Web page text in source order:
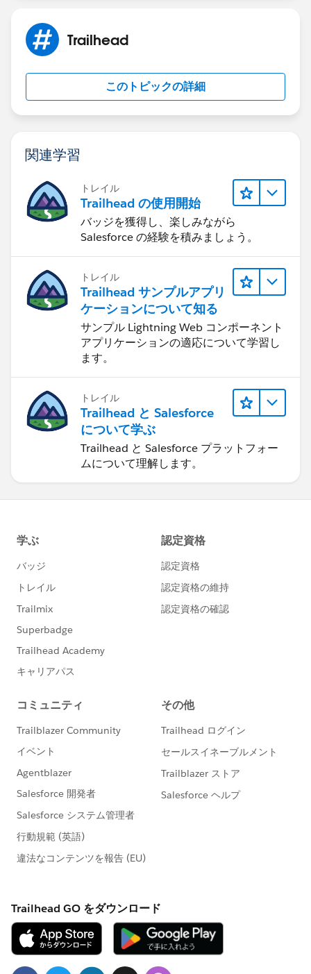
Trailhead
このトピックの詳細
関連学習
トレイル
Trailhead の使用開始
バッジを獲得し、楽しみながら
Salesforce の経験を積みましょう。
トレイル
Trailhead サンプルアプリ
ケーションについて知る
サンプル Lightning Web コンポーネント
アプリケーションの適応について学習し
ます。
トレイル
Trailhead と Salesforce
について学ぶ
Trailhead と Salesforce プラットフォー
ムについて理解します。